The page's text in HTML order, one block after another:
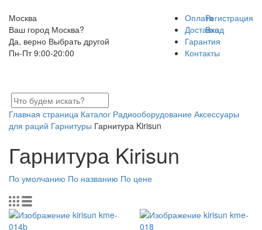
Москва
Ваш город Москва?
Да, верно Выбрать другой
Пн-Пт 9:00-20:00
Оплата
Доставка
Гарантия
Контакты
Регистрация
Вход
Главная страница Каталог Радиооборудование Аксессуары
для раций Гарнитуры Гарнитура Kirisun
Гарнитура Kirisun
По умолчанию По названию По цене